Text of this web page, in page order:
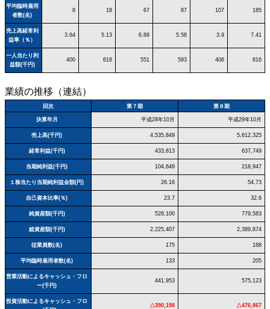
平均臨時雇用
者数(名)
8 18 67 87 107 185
売上高経常利
益率（％）
3.64 5.13 6.89 5.58 3.9 7.41
一人当たり利
益額(千円)
400 618 551 593 406 816
業績の推移（連結）
回次 第７期 第８期
決算年月 平成28年10月 平成29年10月
売上高(千円) 4,535,849 5,612,325
経常利益(千円) 433,813 637,749
当期純利益(千円) 104,649 218,947
１株当たり当期純利益金額(円) 26.16 54.73
自己資本比率(％) 23.7 32.6
純資産額(千円) 528,100 779,583
総資産額(千円) 2,225,407 2,389,874
従業員数(名) 175 188
平均臨時雇用者数(名) 133 205
営業活動によるキャッシュ・フロ
ー(千円)
441,953 575,123
投資活動によるキャッシュ・フロ
△390,198 △476,867